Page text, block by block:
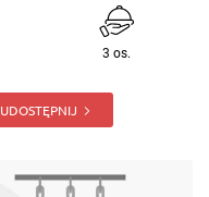
3 os.
UDOSTĘPNIJ